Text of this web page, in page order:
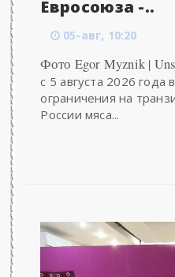
Евросоюза -..
05-авг, 10:20
Фото Egor Myznik |
с 5 августа 2026
ограничения на
России мяса...